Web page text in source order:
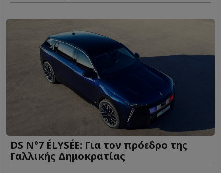
DS N°7 ÉLYSÉE: Για τον πρόεδρο της
Γαλλικής Δημοκρατίας